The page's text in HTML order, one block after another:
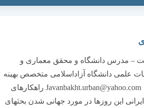
– مدرس دانشگاه و محقق معماری و
دانشگاه آزاداسلامی متخصص بهینه
سازی مصرف انرژی Javanbakht.urban@yahoo.com راهکارهای
این روزها در مورد جهانی شدن بحثهای